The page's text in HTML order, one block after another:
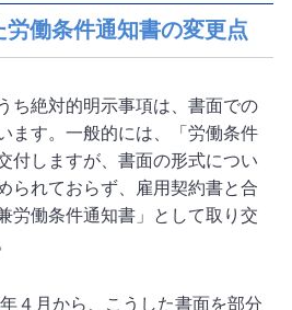
働条件通知書の変更点
ち絶対的明示事項は、書面での
ます。一般的には、「労働条件
付しますが、書面の形式につい
られておらず、雇用契約書と合
労働条件通知書」として取り交
４月から、こうした書面を部分